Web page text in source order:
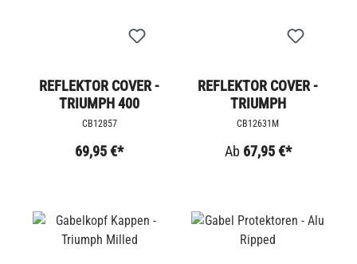
REFLEKTOR COVER -
TRIUMPH 400
CB12857
69,95 €*
REFLEKTOR COVER -
TRIUMPH
CB12631M
Ab 67,95 €*